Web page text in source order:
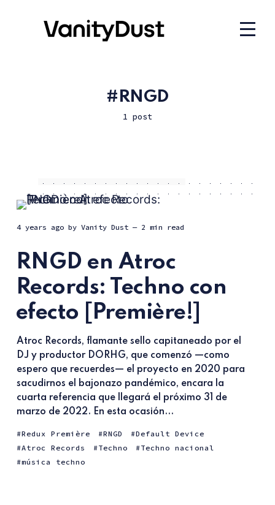
RNGD
1 post
4 years agoby Vanity Dust — 2 min read
RNGD en Atroc
Records: Techno con
efecto [Première!]
Atroc Records, flamante sello capitaneado por el
DJ y productor DORHG, que comenzó —como
espero que recuerdes— el proyecto en 2020 para
sacudirnos el bajonazo pandémico, encara la
cuarta referencia que llegará el próximo 31 de
marzo de 2022. En esta ocasión...
Redux Première RNGD
Default Device
Atroc Records
Techno
Techno nacional
música techno